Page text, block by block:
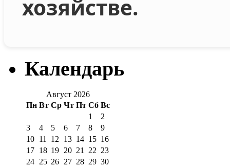
хозяйстве.
Календарь
Август 2026
Пн Вт Ср Чт Пт Сб Вс
1
2
3
4 5 6 7 8
9
10 11 12 13 14 15 16
17 18 19 20 21 22 23
24 25 26 27 28 29 30